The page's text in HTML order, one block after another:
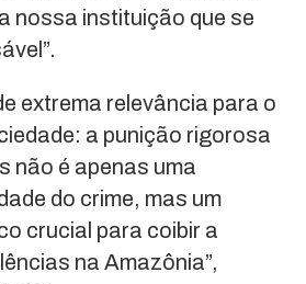
nossa instituição que se
extrema relevância para o
a punição rigorosa
não é apenas uma
do crime, mas um
crucial para coibir a
na Amazônia”,